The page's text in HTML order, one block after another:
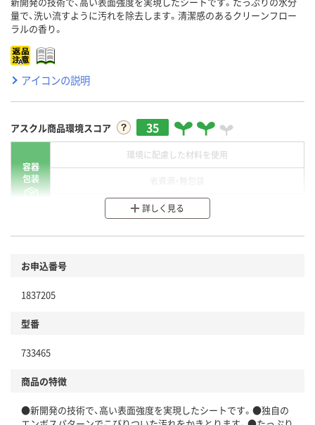
量で、洗い流すように汚れを除去します。清潔感のあるクリーンフロー
ラルの香り。
アイコンの説明
アスクル商品環境スコア 35
容器
包装
環境に配慮した材料を使用
分別・リサイクルしやすい設計
本体
仕組
この商品の環境配慮ポイントです。下記商品詳細「
詳しく見る
お申込番号
1837205
型番
733465
商品の特徴
●新開発の技術で、高い表面強度を実現したシートです。●独自の